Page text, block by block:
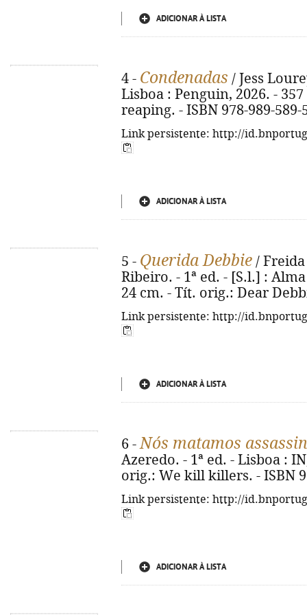
ADICIONAR À LISTA
4 - Condenadas / Jess
Lisboa : Penguin, 2026. -
reaping. - ISBN 978-989-589-
Link persistente: http://
ADICIONAR À LISTA
5 - Querida Debbie /
Ribeiro. - 1ª ed. - [S.l.] :
24 cm. - Tít. orig.: Dear
Link persistente: http://
ADICIONAR À LISTA
6 -Nós matamos
Azeredo. - 1ª ed. - Lisboa :
orig.: We kill killers. - ISBN
Link persistente: http://
ADICIONAR À LISTA